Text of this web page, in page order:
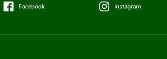
Facebook Instagram